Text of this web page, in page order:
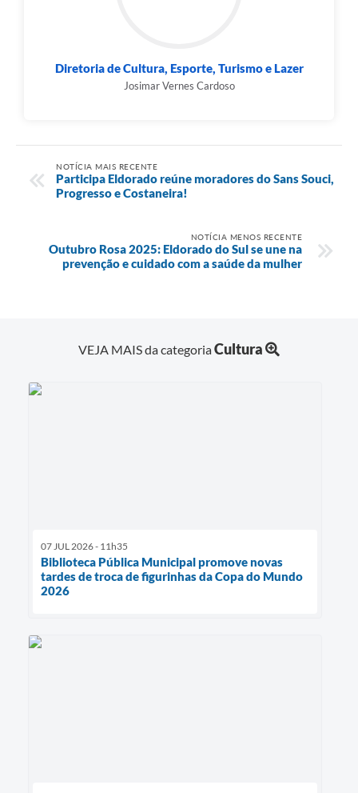
Diretoria de Cultura, Esporte, Turismo e Lazer
Josimar Vernes Cardoso
NOTÍCIA MAIS RECENTE
Participa Eldorado reúne moradores do Sans Souci,
Progresso e Costaneira!
NOTÍCIA MENOS RECENTE
Outubro Rosa 2025: Eldorado do Sul se une na
prevenção e cuidado com a saúde da mulher
VEJA MAIS da categoriaCultura
07 JUL 2026 - 11h35
Biblioteca Pública Municipal promove novas
tardes de troca de figurinhas da Copa do Mundo
2026